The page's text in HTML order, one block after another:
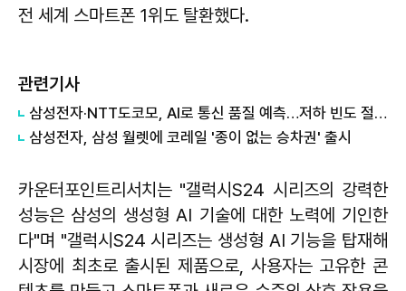
전 세계 스마트폰 1위도 탈환했다.
관련기사
삼성전자·NTT도코모, AI로 통신 품질 예측…저하 빈도 절반 줄였다
삼성전자, 삼성 월렛에 코레일 '종이 없는 승차권' 출시
카운터포인트리서치는 "갤럭시S24 시리즈의 강력한
성능은 삼성의 생성형 AI 기술에 대한 노력에 기인한
다"며 "갤럭시S24 시리즈는 생성형 AI 기능을 탑재해
시장에 최초로 출시된 제품으로, 사용자는 고유한 콘